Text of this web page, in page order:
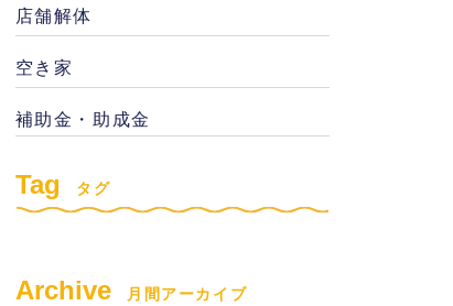
店舗解体
空き家
補助金・助成金
Tag タグ
Archive 月間アーカイブ